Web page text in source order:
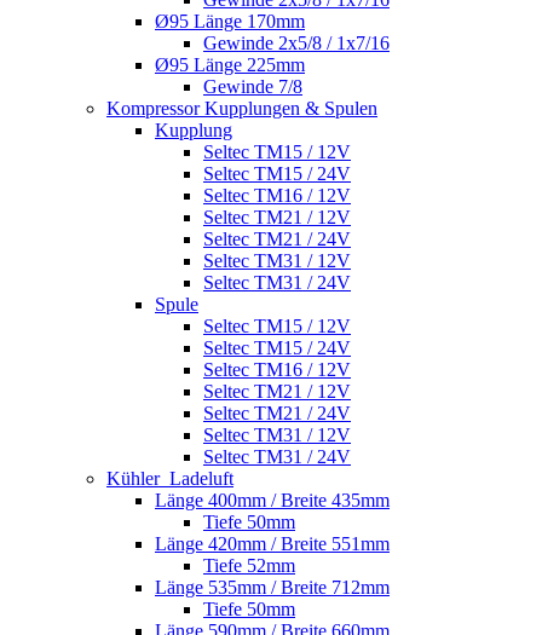
Ø95 Länge 170mm
Gewinde 2x5/8 / 1x7/16
Ø95 Länge 225mm
Gewinde 7/8
Kompressor Kupplungen & Spulen
Kupplung
Seltec TM15 / 12V
Seltec TM15 / 24V
Seltec TM16 / 12V
Seltec TM21 / 12V
Seltec TM21 / 24V
Seltec TM31 / 12V
Seltec TM31 / 24V
Spule
Seltec TM15 / 12V
Seltec TM15 / 24V
Seltec TM16 / 12V
Seltec TM21 / 12V
Seltec TM21 / 24V
Seltec TM31 / 12V
Seltec TM31 / 24V
Kühler_Ladeluft
Länge 400mm / Breite 435mm
Tiefe 50mm
Länge 420mm / Breite 551mm
Tiefe 52mm
Länge 535mm / Breite 712mm
Tiefe 50mm
Länge 590mm / Breite 660mm